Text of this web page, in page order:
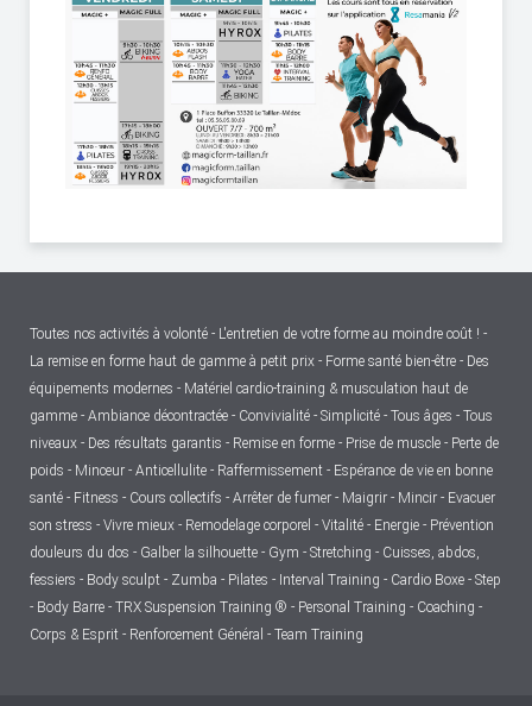
Toutes nos activités à volonté - L'entretien de votre forme au moindre coût ! -
La remise en forme haut de gamme à petit prix - Forme santé bien-être - Des
équipements modernes - Matériel cardio-training & musculation haut de
gamme - Ambiance décontractée - Convivialité - Simplicité - Tous âges - Tous
niveaux - Des résultats garantis - Remise en forme - Prise de muscle - Perte de
poids - Minceur - Anticellulite - Raffermissement - Espérance de vie en bonne
santé - Fitness - Cours collectifs - Arrêter de fumer - Maigrir - Mincir - Evacuer
son stress - Vivre mieux - Remodelage corporel - Vitalité - Energie - Prévention
douleurs du dos - Galber la silhouette - Gym - Stretching - Cuisses, abdos,
fessiers - Body sculpt - Zumba - Pilates - Interval Training - Cardio Boxe - Step
- Body Barre - TRX Suspension Training ® - Personal Training - Coaching -
Corps & Esprit - Renforcement Général - Team Training